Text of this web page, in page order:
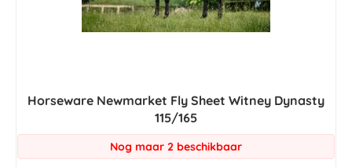
Horseware Newmarket Fly Sheet Witney Dynasty
115/165
Nog maar 2 beschikbaar